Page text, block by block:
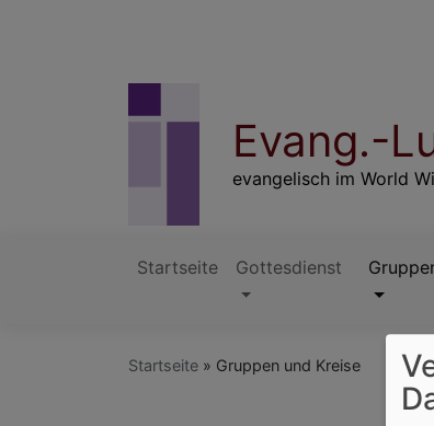
Evang.-
evangelisch im World
Hauptnavigation
Startseite Gottesdienst
Startseite Gruppen und Kreise